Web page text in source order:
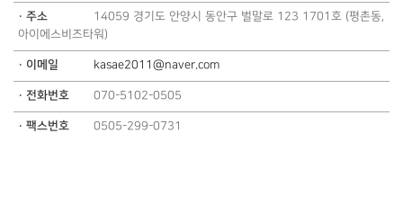
· 주소
14059 경기도 안양시 동안구 벌말로 123 1701호 (평촌동,
아이에스비즈타워)
· 이메일 kasae2011@naver.com
· 전화번호 070-5102-0505
· 팩스번호 0505-299-0731